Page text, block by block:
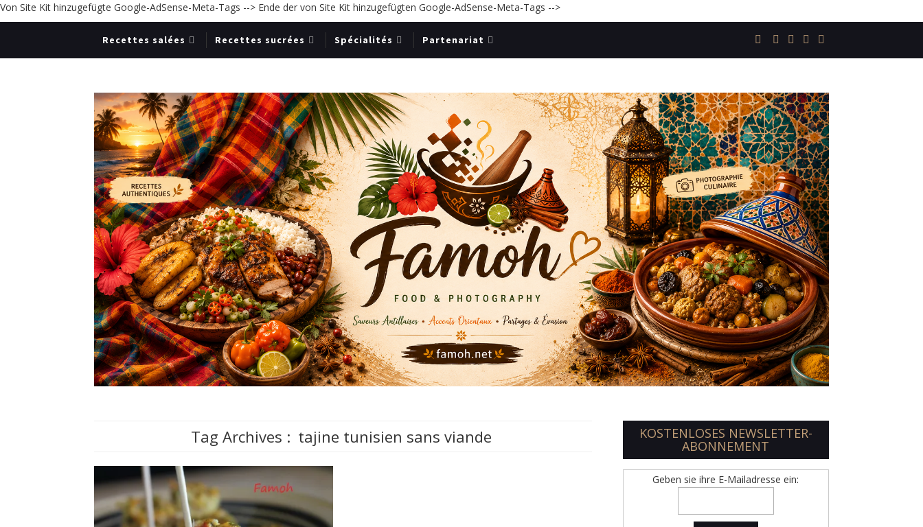
Von Site Kit hinzugefügte Google-AdSense-Meta-Tags --> Ende der von Site Kit hinzugefügten Google-AdSense-Meta-Tags -->
Recettes salées Recettes sucrées Spécialités Partenariat
Tag Archives : tajine tunisien sans viande KOSTENLOSES NEWSLETTER-
ABONNEMENT
Geben sie ihre E-Mailadresse ein: